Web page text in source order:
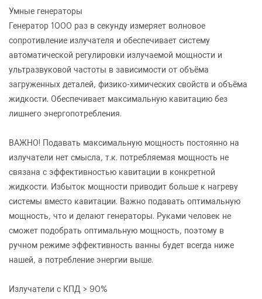
Умные генераторы
Генератор 1000 раз в секунду измеряет волновое
сопротивление излучателя и обеспечивает систему
автоматической регулировки излучаемой мощности и
ультразвуковой частоты в зависимости от объёма
загруженных деталей, физико-химических свойств и объёма
жидкости. Обеспечивает максимальную кавитацию без
лишнего энергопотребления.
ВАЖНО! Подавать максимальную мощность постоянно на
излучатели нет смысла, т.к. потребляемая мощность не
связана с эффективностью кавитации в конкретной
жидкости. Избыток мощности приводит больше к нагреву
системы вместо кавитации. Важно подавать оптимальную
мощность, что и делают генераторы. Руками человек не
сможет подобрать оптимальную мощность, поэтому в
ручном режиме эффективность ванны будет всегда ниже
нашей, а потребление энергии выше.
Излучатели с КПД > 90%
ОФОРМИТЬ ЗАКАЗ
Ультразвуковая ванна SP-1400 Extra 25 кГц